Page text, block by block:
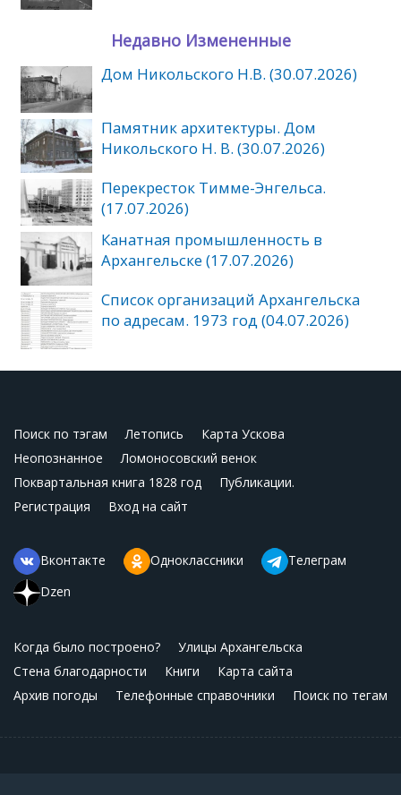
Недавно Измененные
Дом Никольского Н.В. (30.07.2026)
Памятник архитектуры. Дом
Никольского Н. В. (30.07.2026)
Перекресток Тимме-Энгельса.
(17.07.2026)
Канатная промышленность в
Архангельске (17.07.2026)
Список организаций Архангельска
по адресам. 1973 год (04.07.2026)
Поиск по тэгам Летопись
Карта Ускова
Неопознанное
Ломоносовский венок
Поквартальная книга 1828 год
Публикации.
Регистрация
Вход на сайт
Вконтакте Одноклассники
Телеграм
Dzen
Когда было построено?
Улицы Архангельска
Стена благодарности
Книги
Карта сайта
Архив погоды
Телефонные справочники Поиск по тегам